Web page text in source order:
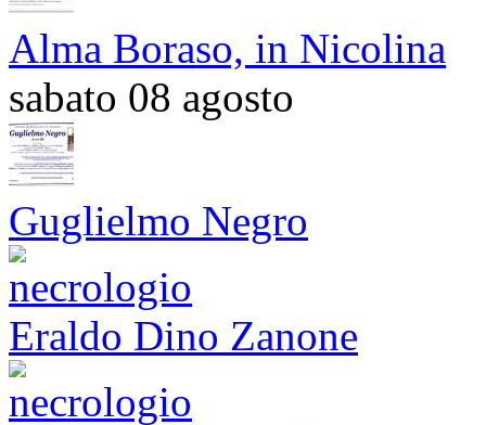
Alma Boraso, in Nicolina
sabato 08 agosto
Guglielmo Negro
Eraldo Dino Zanone